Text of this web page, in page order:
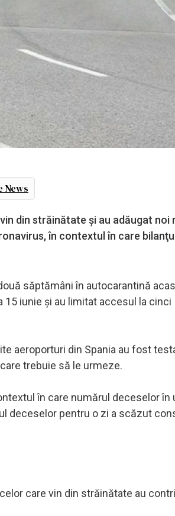
News
din străinătate şi au adăugat
în contextul în care
săptămâni în autocarantină
iunie şi au limitat accesul la cinci
aeroporturi din Spania au fost
trebuie să le urmeze.
în care numărul deceselor în
deceselor pentru o zi a scăzut
care vin din străinătate au